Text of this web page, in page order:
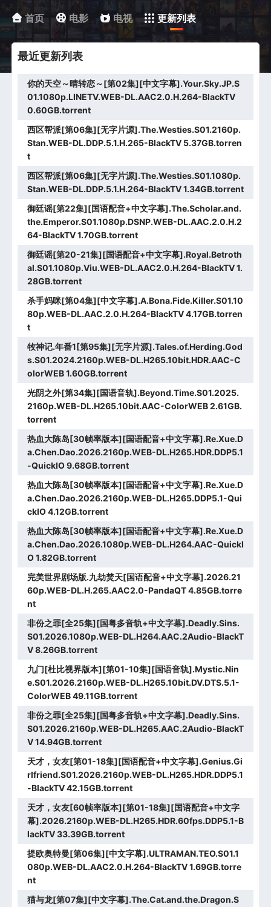
首页 电影 电视 更新列表
最近更新列表
你的天空～晴转恋～[第02集][中文字幕].Your.Sky.JP.S
01.1080p.LINETV.WEB-DL.AAC2.0.H.264-BlackTV
0.60GB.torrent
西区帮派[第06集][无字片源].The.Westies.S01.2160p.
Stan.WEB-DL.DDP.5.1.H.265-BlackTV 5.37GB.torren
t
西区帮派[第06集][无字片源].The.Westies.S01.1080p.
Stan.WEB-DL.DDP.5.1.H.264-BlackTV 1.34GB.torrent
御廷谣[第22集][国语配音+中文字幕].The.Scholar.and.
the.Emperor.S01.1080p.DSNP.WEB-DL.AAC.2.0.H.2
64-BlackTV 1.70GB.torrent
御廷谣[第20-21集][国语配音+中文字幕].Royal.Betroth
al.S01.1080p.Viu.WEB-DL.AAC2.0.H.264-BlackTV 1.
28GB.torrent
杀手妈咪[第04集][中文字幕].A.Bona.Fide.Killer.S01.10
80p.WEB-DL.AAC.2.0.H.264-BlackTV 4.17GB.torren
t
牧神记.年番1[第95集][无字片源].Tales.of.Herding.God
s.S01.2024.2160p.WEB-DL.H265.10bit.HDR.AAC-C
olorWEB 1.60GB.torrent
光阴之外[第34集][国语音轨].Beyond.Time.S01.2025.
2160p.WEB-DL.H265.10bit.AAC-ColorWEB 2.61GB.
torrent
热血大陈岛[30帧率版本][国语配音+中文字幕].Re.Xue.D
a.Chen.Dao.2026.2160p.WEB-DL.H265.HDR.DDP5.1
-QuickIO 9.68GB.torrent
热血大陈岛[30帧率版本][国语配音+中文字幕].Re.Xue.D
a.Chen.Dao.2026.2160p.WEB-DL.H265.DDP5.1-Qui
ckIO 4.12GB.torrent
热血大陈岛[30帧率版本][国语配音+中文字幕].Re.Xue.D
a.Chen.Dao.2026.1080p.WEB-DL.H264.AAC-QuickI
O 1.82GB.torrent
完美世界剧场版.九劫焚天[国语配音+中文字幕].2026.21
60p.WEB-DL.H.265.AAC2.0-PandaQT 4.85GB.torre
nt
非份之罪[全25集][国粤多音轨+中文字幕].Deadly.Sins.
S01.2026.1080p.WEB-DL.H264.AAC.2Audio-BlackT
V 8.26GB.torrent
九门[杜比视界版本][第01-10集][国语音轨].Mystic.Nin
e.S01.2026.2160p.WEB-DL.H265.10bit.DV.DTS.5.1-
ColorWEB 49.11GB.torrent
非份之罪[全25集][国粤多音轨+中文字幕].Deadly.Sins.
S01.2026.2160p.WEB-DL.H265.AAC.2Audio-BlackT
V 14.94GB.torrent
天才，女友[第01-18集][国语配音+中文字幕].Genius.Gi
rlfriend.S01.2026.2160p.WEB-DL.H265.HDR.DDP5.1
-BlackTV 42.15GB.torrent
天才，女友[60帧率版本][第01-18集][国语配音+中文字
幕].2026.2160p.WEB-DL.H265.HDR.60fps.DDP5.1-B
lackTV 33.39GB.torrent
提欧奥特曼[第06集][中文字幕].ULTRAMAN.TEO.S01.1
080p.WEB-DL.AAC2.0.H.264-BlackTV 1.69GB.torre
nt
猫与龙[第07集][中文字幕].The.Cat.and.the.Dragon.S